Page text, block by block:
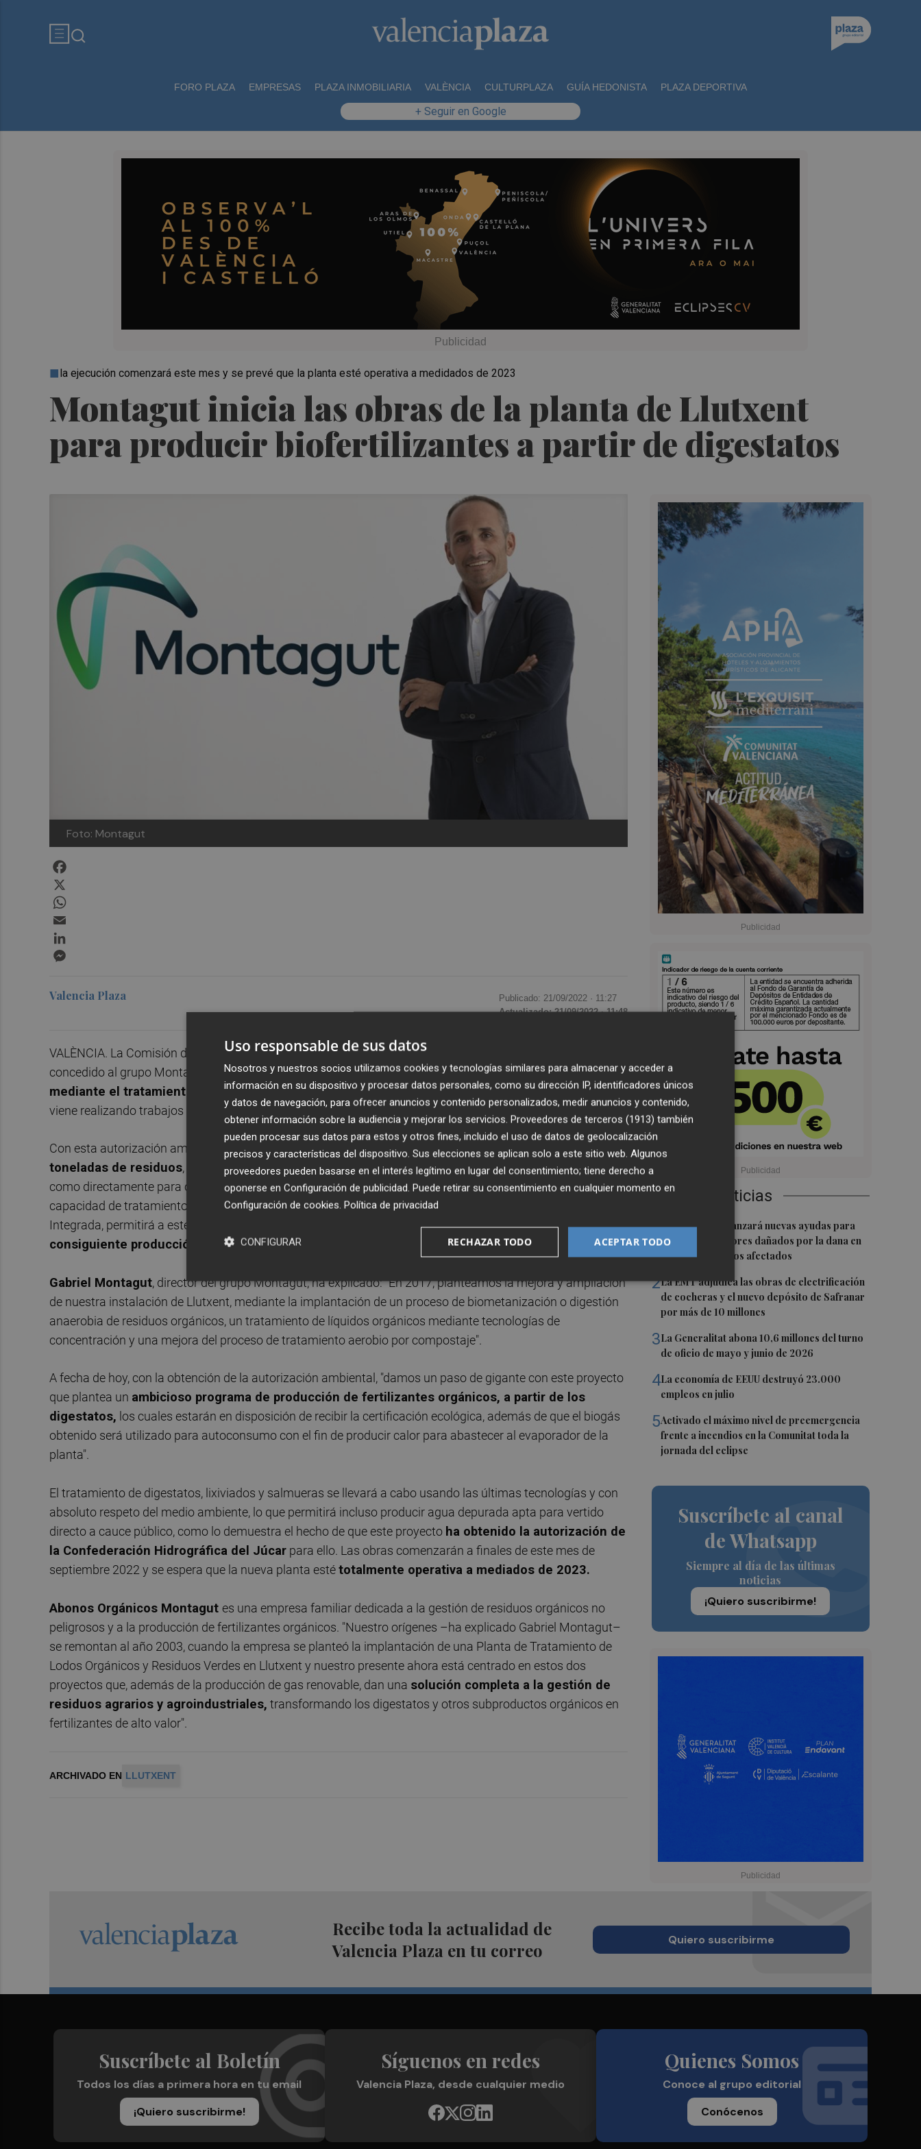
FORO PLAZA EMPRESAS PLAZA INMOBILIARIA VALÈNCIA CULTURPLAZA GUÍA HEDONISTA PLAZA DEPORTIVA
+ Seguir en Google
Montagut inicia las obras de la planta de Llutxent
para producir biofertilizantes a partir de digestatos
la ejecución comenzará este mes y se prevé que la planta esté operativa a medidados de 2023
Foto: Montagut
Últimas Noticias
1La Generalitat lanzará nuevas ayudas para
reparar ascensores dañados por la dana en
todos los edificios afectados
2La EMT adjudica las obras de electrificación
de cocheras y el nuevo depósito de Safranar
por más de 10 millones
3La Generalitat abona 10,6 millones del turno
de oficio de mayo y junio de 2026
4La economía de EEUU destruyó 23.000
empleos en julio
5Activado el máximo nivel de preemergencia
frente a incendios en la Comunitat toda la
jornada del eclipse
Suscríbete al canal
de Whatsapp
Siempre al día de las últimas
noticias
¡Quiero suscribirme!
Valencia Plaza Publicado: 21/09/2022 · 11:27
Actualizado: 21/09/2022 · 11:48
VALÈNCIA. La Comisión de Control Integrado de la Contaminación de la Generalitat Valenciana ha
concedido al grupo Montagut la Autorización Ambiental integrada para laproducción de biofertilizantes
mediante el tratamiento de digestatos en su planta de Llutxent (València), en la que actualmente ya
viene realizando trabajos de compostaje, producción de fertilizantes sólidos y clasificación de residuos.
Con esta autorización ambiental, el grupo Montagut tratará en su planta de Llutxent hasta129.000
toneladas de residuos, entre salmueras, lixiviados, residuos orgánicos tanto para digestión anaerobia
como directamente para compostaje, así como residuos vegetales y de madera; los cuales, unidos a la
capacidad de tratamiento de
la planta de Almansa, pendiente de la obtención de la Autorización Ambiental
Integrada, permitirá a este grupo gestor tratar
un total de 450.000 toneladas de residuos y la
consiguiente producción de 80 GWh de biometano.
Gabriel Montagut, director del grupo Montagut, ha explicado: "En 2017, planteamos la mejora y ampliación
de nuestra instalación de Llutxent, mediante la implantación de un proceso de biometanización o digestión
anaerobia de residuos orgánicos, un tratamiento de líquidos orgánicos mediante tecnologías de
concentración y una mejora del proceso de tratamiento aerobio por compostaje".
A fecha de hoy, con la obtención de la autorización ambiental, "damos un paso de gigante con este proyecto
que plantea un ambicioso programa de producción de fertilizantes orgánicos, a partir de los
digestatos, los cuales estarán en disposición de recibir la certificación ecológica, además de que el biogás
obtenido será utilizado para autoconsumo con el fin de producir calor para abastecer al evaporador de la
planta".
El tratamiento de digestatos, lixiviados y salmueras se llevará a cabo usando las últimas tecnologías y con
absoluto respeto del medio ambiente, lo que permitirá incluso producir agua depurada apta para vertido
directo a cauce público, como lo demuestra el hecho de que este proyecto ha obtenido la autorización de
la Confederación Hidrográfica del Júcar para ello. Las obras comenzarán a finales de este mes de
septiembre 2022 y se espera que la nueva planta estétotalmente operativa a mediados de 2023.
Abonos Orgánicos Montagut es una empresa familiar dedicada a la gestión de residuos orgánicos no
peligrosos y a la producción de fertilizantes orgánicos. "Nuestro orígenes –ha explicado Gabriel Montagut–
se remontan al año 2003, cuando la empresa se planteó la implantación de una Planta de Tratamiento de
Lodos Orgánicos y Residuos Verdes en Llutxent y nuestro presente ahora está centrado en estos dos
proyectos que, además de la producción de gas renovable, dan una solución completa a la gestión de
residuos agrarios y agroindustriales, transformando los digestatos y otros subproductos orgánicos en
fertilizantes de alto valor".
ARCHIVADO EN LLUTXENT
Recibe toda la actualidad de
Valencia Plaza en tu correo
Quiero suscribirme
Suscríbete al Boletín
Todos los días a primera hora en tu email
¡Quiero suscribirme!
Síguenos en redes
Valencia Plaza, desde cualquier medio
Quienes Somos
Conoce al grupo editorial
Conócenos
Uso responsable de sus datos
Nosotros y nuestros socios utilizamos cookies y tecnologías similares para almacenar y acceder a
información en su dispositivo y procesar datos personales, como su dirección IP, identificadores únicos
y datos de navegación, para ofrecer anuncios y contenido personalizados, medir anuncios y contenido,
obtener información sobre la audiencia y mejorar los servicios. Proveedores de terceros (1913) también
pueden procesar sus datos para estos y otros fines, incluido el uso de datos de geolocalización
precisos y características del dispositivo. Sus elecciones se aplican solo a este sitio web. Algunos
proveedores pueden basarse en el interés legítimo en lugar del consentimiento; tiene derecho a
oponerse en Configuración de publicidad. Puede retirar su consentimiento en cualquier momento en
Configuración de cookies. Política de privacidad
ACEPTAR TODO
RECHAZAR TODO
CONFIGURAR